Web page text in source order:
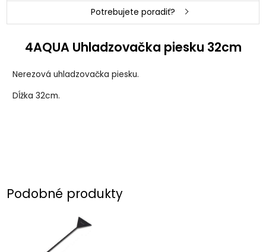
Potrebujete poradiť?
4AQUA Uhladzovačka piesku 32cm
Nerezová uhladzovačka piesku.
Dĺžka 32cm.
Podobné produkty